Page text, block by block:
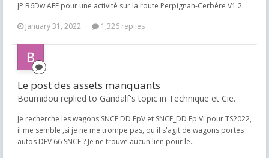
JP B6Dw AEF pour une activité sur la route Perpignan-Cerbère V1.2.
January 31, 2022
1,326 replies
Le post des assets manquants
Boumidou replied to Gandalf's topic in Technique et Cie.
Je recherche les wagons SNCF DD EpV et SNCF_DD Ep VI pour TS2022,
il me semble ,si je ne me trompe pas, qu'il s'agit de wagons portes
autos DEV 66 SNCF ? Je ne trouve aucun lien pour le...